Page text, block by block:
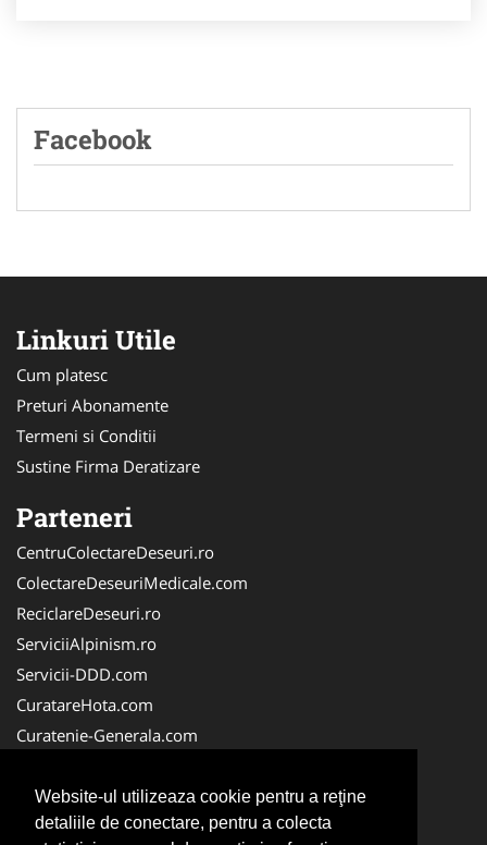
Website-ul utilizeaza cookie pentru a reţine
detaliile de conectare, pentru a colecta
Facebook
Linkuri Utile
Cum platesc
Preturi Abonamente
Termeni si Conditii
Sustine Firma Deratizare
Parteneri
CentruColectareDeseuri.ro
ColectareDeseuriMedicale.com
ReciclareDeseuri.ro
ServiciiAlpinism.ro
Servicii-DDD.com
CuratareHota.com
Curatenie-Generala.com
Spalatorie-Covoare.com
Spalatorie-Curatatorie.ro